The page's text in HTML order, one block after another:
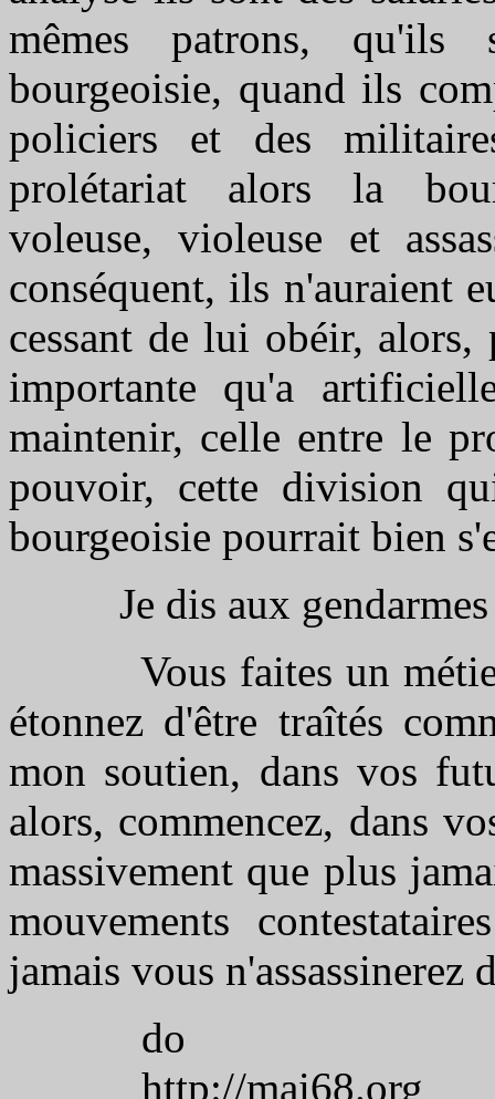
mêmes patrons,
bourgeoisie, quand ils
policiers et des
prolétariat alors la
voleuse, violeuse et
conséquent, ils n'auraient
cessant de lui obéir,
importante qu'a
maintenir, celle entre le
pouvoir, cette division
bourgeoisie pourrait bien
Je dis aux gendarmes
Vous faites un métier
étonnez d'être traîtés
mon soutien, dans vos
alors, commencez, dans
massivement que plus
mouvements
jamais vous n'assassinerez
do
http://mai68.org